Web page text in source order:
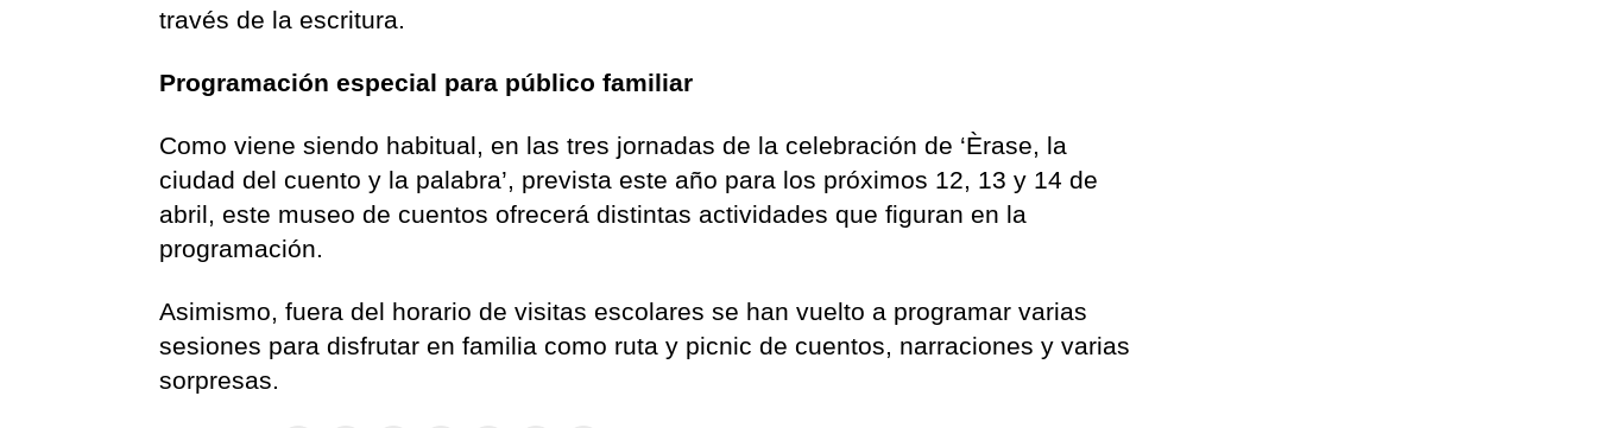
través de la escritura.
Programación especial para público familiar
Como viene siendo habitual, en las tres jornadas de la celebración de ‘Èrase, la
ciudad del cuento y la palabra’, prevista este año para los próximos 12, 13 y 14 de
abril, este museo de cuentos ofrecerá distintas actividades que figuran en la
programación.
Asimismo, fuera del horario de visitas escolares se han vuelto a programar varias
sesiones para disfrutar en familia como ruta y picnic de cuentos, narraciones y varias
sorpresas.